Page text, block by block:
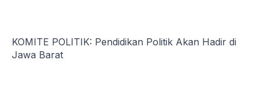
KOMITE POLITIK: Pendidikan Politik Akan Hadir di
Jawa Barat